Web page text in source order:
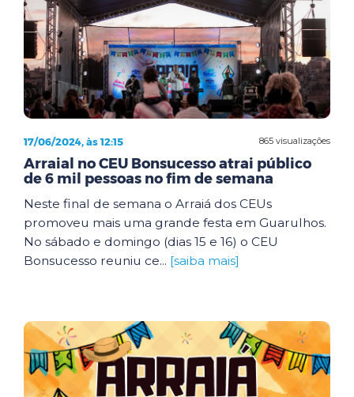
865 visualizações
17/06/2024, às 12:15
Arraial no CEU Bonsucesso atrai público
de 6 mil pessoas no fim de semana
Neste final de semana o Arraiá dos CEUs
promoveu mais uma grande festa em Guarulhos.
No sábado e domingo (dias 15 e 16) o CEU
Bonsucesso reuniu ce... [saiba mais]